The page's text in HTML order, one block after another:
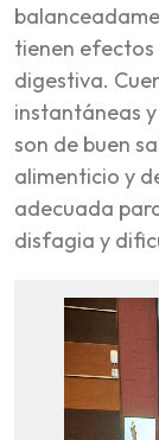
tienen efectos
digestiva.
instantáneas
son de buen
alimenticio y
adecuada
disfagia y